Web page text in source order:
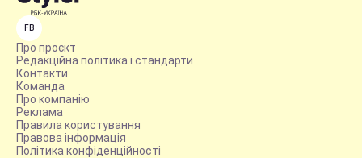
FB
Про проєкт
Редакційна політика і стандарти
Контакти
Команда
Про компанію
Реклама
Правила користування
Правова інформація
Політика конфіденційності